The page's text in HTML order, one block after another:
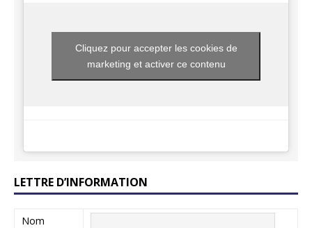
Cliquez pour accepter les cookies de
marketing et activer ce contenu
LETTRE D’INFORMATION
Nom